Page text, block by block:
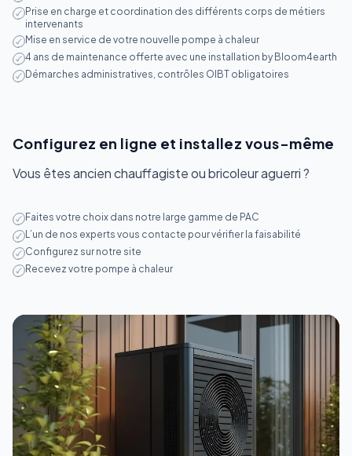
Prise en charge et coordination des différents corps de métiers
intervenants
Mise en service de votre nouvelle pompe à chaleur
4 ans de maintenance offerte avec une installation by Bloom4earth
Démarches administratives, contrôles OIBT obligatoires
Configurez en ligne et installez vous-même
Vous êtes ancien chauffagiste ou bricoleur aguerri ?
Faites votre choix dans notre large gamme de PAC
L’un de nos experts vous contacte pour vérifier la faisabilité
Configurez sur notre site
Recevez votre pompe à chaleur